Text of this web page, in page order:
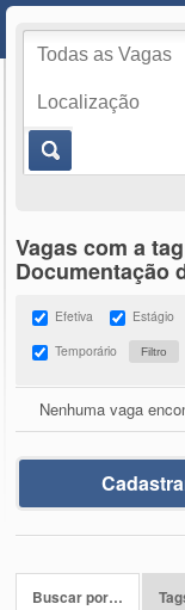
Vagas com a
Documentação
Efetiva Estágio
Temporário
Nenhuma vaga
Buscar por…